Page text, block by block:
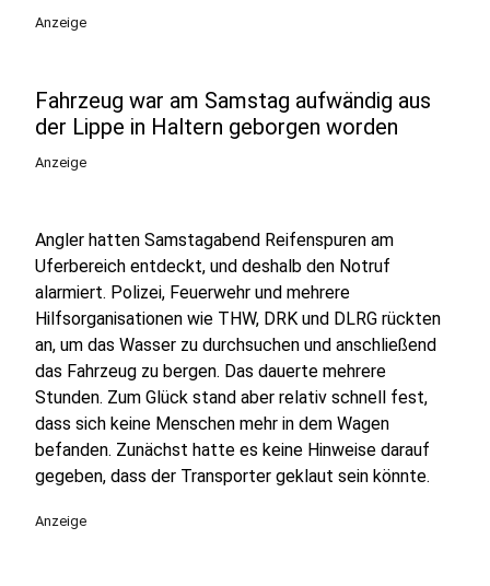
Anzeige
Fahrzeug war am Samstag aufwändig aus
der Lippe in Haltern geborgen worden
Anzeige
Angler hatten Samstagabend Reifenspuren am
Uferbereich entdeckt, und deshalb den Notruf
alarmiert. Polizei, Feuerwehr und mehrere
Hilfsorganisationen wie THW, DRK und DLRG rückten
an, um das Wasser zu durchsuchen und anschließend
das Fahrzeug zu bergen. Das dauerte mehrere
Stunden. Zum Glück stand aber relativ schnell fest,
dass sich keine Menschen mehr in dem Wagen
befanden. Zunächst hatte es keine Hinweise darauf
gegeben, dass der Transporter geklaut sein könnte.
Anzeige